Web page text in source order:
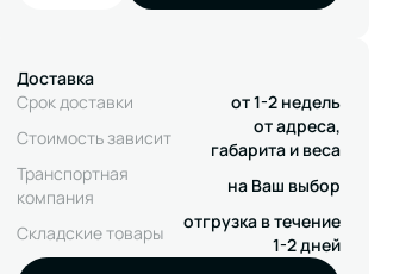
Доставка
Срок доставки
от 1-2 недель
Стоимость зависит
от адреса,
габарита и веса
Транспортная
компания
на Ваш выбор
Складские товары
отгрузка в течение
1-2 дней